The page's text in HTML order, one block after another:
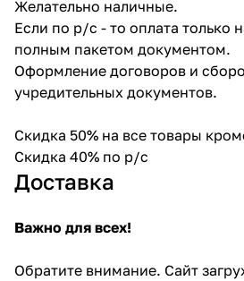
Желательно наличные.
Если по р/с - то оплата только
полным пакетом документом.
Оформление договоров и
учредительных документов.
Скидка 50% на все товары
Скидка 40% по р/с
Доставка
Важно для всех!
Обратите внимание. Сайт